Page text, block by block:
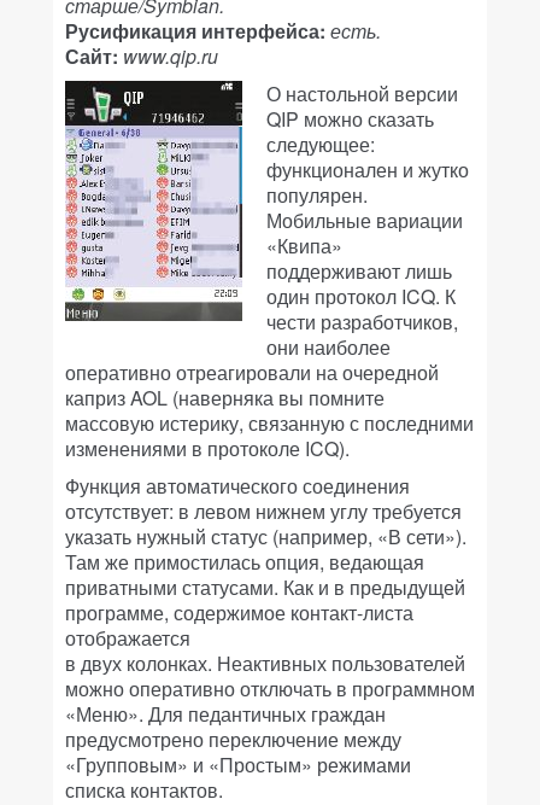
Русификация интерфейса: есть.
Сайт: www.qip.ru
О настольной версии
QIP можно сказать
следующее:
функционален и жутко
популярен.
Мобильные вариации
«Квипа»
поддерживают лишь
один протокол ICQ. К
чести разработчиков,
они наиболее
оперативно отреагировали на очередной
каприз AOL (наверняка вы помните
массовую истерику, связанную с последними
изменениями в протоколе ICQ).
Функция автоматического соединения
отсутствует: в левом нижнем углу требуется
указать нужный статус (например, «В сети»).
Там же примостилась опция, ведающая
приватными статусами. Как и в предыдущей
программе, содержимое контакт-листа
отображается
в двух колонках. Неактивных пользователей
можно оперативно отключать в программном
«Меню». Для педантичных граждан
предусмотрено переключение между
«Групповым» и «Простым» режимами
списка контактов.